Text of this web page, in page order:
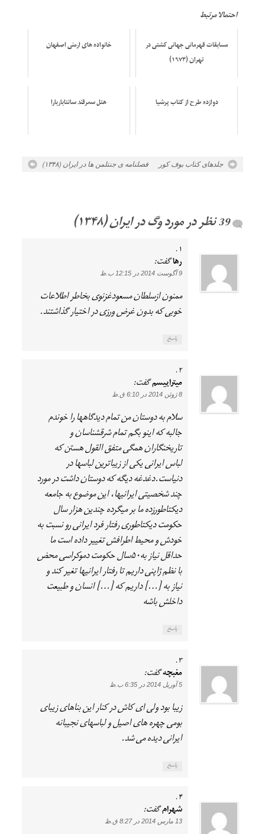
احتمالا مرتبط
مسابقات قهرمانی جهانی کشتی در
تهران (۱۹۷۳)
خانواده های ارمنی اصفهان
دوازده طرح از کتاب پرشیا هتل سمرقند سانتاباربارا
فصلنامه ی جنتلمن ها در ایران (۱۳۴۸) جلدهای کتاب بوف کور
‏39 نظر در مورد وگ در ایران (۱۳۴۸)
رهاگفت:
9 آگوست 2014 در 12:15 ب.ظ
ممنون ازسلطان مسعودغزنوی بخاطر اطلاعات
خوبی که بدون غرض ورزی در اختیار گذاشتند.
پاسخ
میتراییسمگفت:
8 ژوئن 2014 در 6:10 ق.ظ
سلام به دوستان من تمام دیدگاهها را خوندم
جالبه که اینو بگم تمام شرقشناسان و
تاریخنگاران همگی متفق القول هستن که
لباس ایرانی یکی از زیباترین لباسها در
دنیاست.دغدغه دیگه که دوستان داشت در مورد
چند شخصیتی ایرانیها، این موضوع به جامعه
دیکتاطورزده ما بر میگرده چندین هزار سال
حکومت دیکتاطوری رفتار فرد ایرانی رو نسبت به
خودش و محیط اطرافش تغییر داده است ما
حداقل نیاز به۵۰سال حکومت دموکراسی محض
با نظم ژاپنی داریم تا رفتار ایرانیها تغیر کند و
نیاز به […] داریم که […] انسان و طبیعت
داخلش باشه
پاسخ
مغبچهگفت:
5 آوریل 2014 در 6:35 ب.ظ
زیبا بود ولی ای کاش در کنار این بناهای زیبای
بومی چهره های اصیل و لباسهای نجیبانه
ایرانی دیده می شد.
پاسخ
شهرامگفت:
13 مارس 2014 در 8:27 ق.ظ